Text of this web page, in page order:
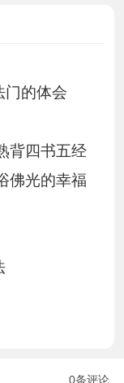
的体会
背四书五经
佛光的幸福
0条评论